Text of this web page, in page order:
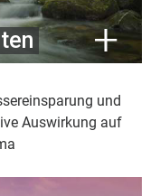
und
Auswirkung auf